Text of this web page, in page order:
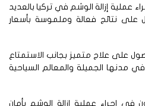
إزالة الوشم في تركيا بالعديد
نتائج فعالة وملموسة بأسعار
علاج متميز بجانب الاستمتاع
الجميلة والمعالم السياحية
إجراء عملية إزالة الوشم بأمان